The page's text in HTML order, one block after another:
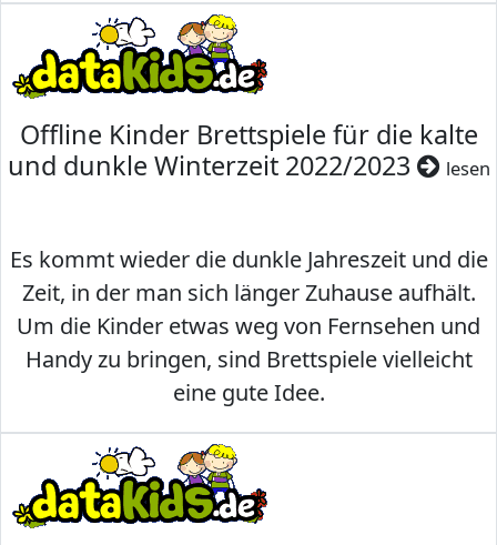
Offline Kinder Brettspiele für die kalte
und dunkle Winterzeit 2022/2023
lesen
Es kommt wieder die dunkle Jahreszeit und die
Zeit, in der man sich länger Zuhause aufhält.
Um die Kinder etwas weg von Fernsehen und
Handy zu bringen, sind Brettspiele vielleicht
eine gute Idee.